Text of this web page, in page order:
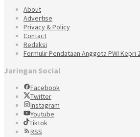
About
Advertise
Privacy & Policy
Contact
Redaksi
Formulir Pendataan Anggota PWI Kepri
Jaringan Social
Facebook
Twitter
Instagram
Youtube
Tiktok
RSS